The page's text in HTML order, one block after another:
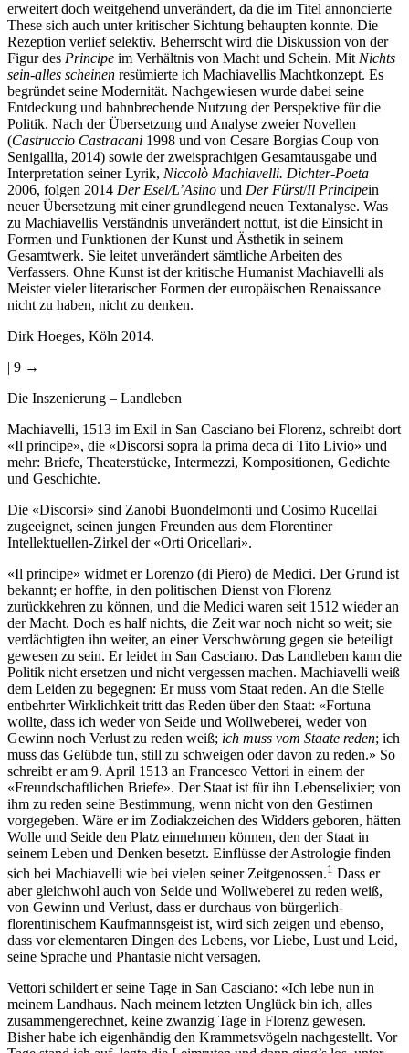
erweitert doch weitgehend unverändert, da die im Titel annoncierte
These sich auch unter kritischer Sichtung behaupten konnte. Die
Rezeption verlief selektiv. Beherrscht wird die Diskussion von der
Figur des Principe im Verhältnis von Macht und Schein. Mit Nichts
sein-alles scheinen resümierte ich Machiavellis Machtkonzept. Es
begründet seine Modernität. Nachgewiesen wurde dabei seine
Entdeckung und bahnbrechende Nutzung der Perspektive für die
Politik. Nach der Übersetzung und Analyse zweier Novellen
(Castruccio Castracani 1998 und von Cesare Borgias Coup von
Senigallia, 2014) sowie der zweisprachigen Gesamtausgabe und
Interpretation seiner Lyrik, Niccolò Machiavelli. Dichter-Poeta
2006, folgen 2014 Der Esel/L’Asino und Der Fürst/Il Principein
neuer Übersetzung mit einer grundlegend neuen Textanalyse. Was
zu Machiavellis Verständnis unverändert nottut, ist die Einsicht in
Formen und Funktionen der Kunst und Ästhetik in seinem
Gesamtwerk. Sie leitet unverändert sämtliche Arbeiten des
Verfassers. Ohne Kunst ist der kritische Humanist Machiavelli als
Meister vieler literarischer Formen der europäischen Renaissance
nicht zu haben, nicht zu denken.
Dirk Hoeges, Köln 2014.
| 9 →
Die Inszenierung – Landleben
Machiavelli, 1513 im Exil in San Casciano bei Florenz, schreibt dort
«Il principe», die «Discorsi sopra la prima deca di Tito Livio» und
mehr: Briefe, Theaterstücke, Intermezzi, Kompositionen, Gedichte
und Geschichte.
Die «Discorsi» sind Zanobi Buondelmonti und Cosimo Rucellai
zugeeignet, seinen jungen Freunden aus dem Florentiner
Intellektuellen-Zirkel der «Orti Oricellari».
«Il principe» widmet er Lorenzo (di Piero) de Medici. Der Grund ist
bekannt; er hoffte, in den politischen Dienst von Florenz
zurückkehren zu können, und die Medici waren seit 1512 wieder an
der Macht. Doch es half nichts, die Zeit war noch nicht so weit; sie
verdächtigten ihn weiter, an einer Verschwörung gegen sie beteiligt
gewesen zu sein. Er leidet in San Casciano. Das Landleben kann die
Politik nicht ersetzen und nicht vergessen machen. Machiavelli weiß
dem Leiden zu begegnen: Er muss vom Staat reden. An die Stelle
entbehrter Wirklichkeit tritt das Reden über den Staat: «Fortuna
wollte, dass ich weder von Seide und Wollweberei, weder von
Gewinn noch Verlust zu reden weiß; ich muss vom Staate reden; ich
muss das Gelübde tun, still zu schweigen oder davon zu reden.» So
schreibt er am 9. April 1513 an Francesco Vettori in einem der
«Freundschaftlichen Briefe». Der Staat ist für ihn Lebenselixier; von
ihm zu reden seine Bestimmung, wenn nicht von den Gestirnen
vorgegeben. Wäre er im Zodiakzeichen des Widders geboren, hätten
Wolle und Seide den Platz einnehmen können, den der Staat in
seinem Leben und Denken besetzt. Einflüsse der Astrologie finden
sich bei Machiavelli wie bei vielen seiner Zeitgenossen.1 Dass er
aber gleichwohl auch von Seide und Wollweberei zu reden weiß,
von Gewinn und Verlust, dass er durchaus von bürgerlich-
florentinischem Kaufmannsgeist ist, wird sich zeigen und ebenso,
dass vor elementaren Dingen des Lebens, vor Liebe, Lust und Leid,
seine Sprache und Phantasie nicht versagen.
Vettori schildert er seine Tage in San Casciano: «Ich lebe nun in
meinem Landhaus. Nach meinem letzten Unglück bin ich, alles
zusammengerechnet, keine zwanzig Tage in Florenz gewesen.
Bisher habe ich eigenhändig den Krammetsvögeln nachgestellt. Vor